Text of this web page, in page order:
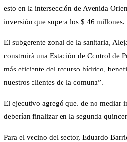
esto en la intersección de Avenida
inversión que supera los $ 46 millones.
El subgerente zonal de la sanitaria,
construirá una Estación de Control de
más eficiente del recurso hídrico,
nuestros clientes de la comuna”.
El ejecutivo agregó que, de no mediar
deberían finalizar en la segunda
Para el vecino del sector, Eduardo